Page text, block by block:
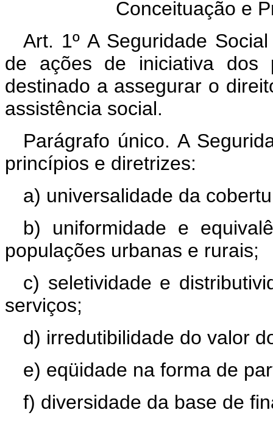
Conceituação e
Art. 1º A Seguridade
de ações de iniciativa dos
destinado a assegurar o
assistência social.
Parágrafo único. A
princípios e diretrizes:
a) universalidade da
b) uniformidade e
populações urbanas e rurais;
c) seletividade e
serviços;
d) irredutibilidade do valor
e) eqüidade na forma de
f) diversidade da base de